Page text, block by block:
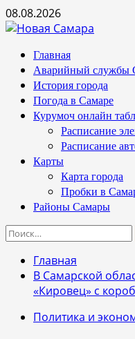
Перейти
к
08.08.2026
Основное
меню
Главная
Аварийный службы
История города
Погода в Самаре
Курумоч онлайн
Расписание
Расписание
Карты
Карта города
Пробки в
Районы Самары
Найти:
Главная
В Самарской
«Кировец» с
Политика и